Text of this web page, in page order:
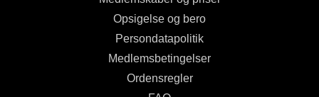
Opsigelse og bero
Persondatapolitik
Medlemsbetingelser
Ordensregler